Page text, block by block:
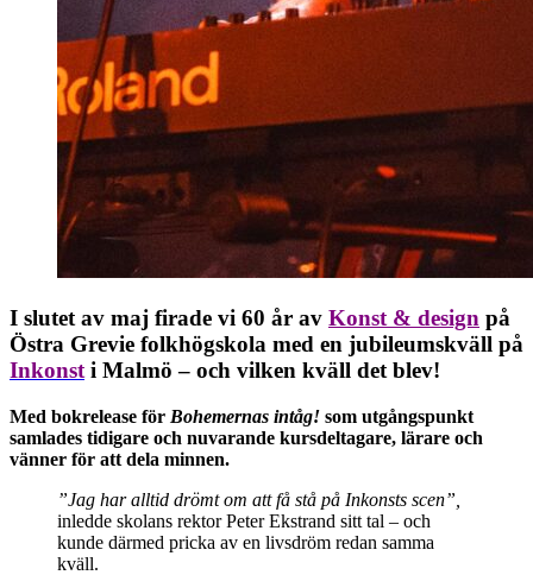
I slutet av maj firade vi 60 år av Konst & design på
Östra Grevie folkhögskola med en jubileumskväll på
Inkonst i Malmö – och vilken kväll det blev!
Med bokrelease för Bohemernas intåg! som utgångspunkt
samlades tidigare och nuvarande kursdeltagare, lärare och
vänner för att dela minnen.
”Jag har alltid drömt om att få stå på Inkonsts scen”,
inledde skolans rektor Peter Ekstrand sitt tal – och
kunde därmed pricka av en livsdröm redan samma
kväll.